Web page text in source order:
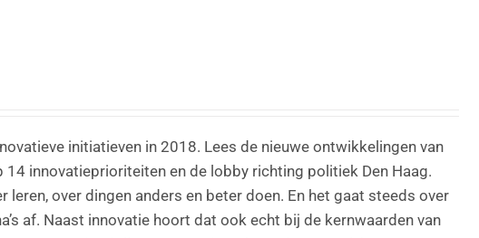
initiatieven in 2018. Lees de nieuwe ontwikkelingen van
innovatieprioriteiten en de lobby richting politiek Den Haag.
over dingen anders en beter doen. En het gaat steeds over
af. Naast innovatie hoort dat ook echt bij de kernwaarden van